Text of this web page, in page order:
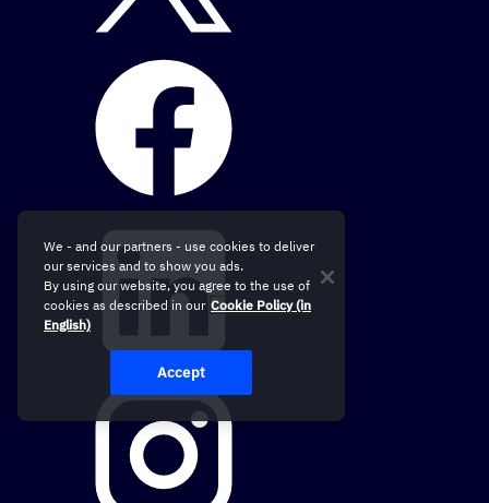
We - and our partners - use cookies to deliver
our services and to show you ads.
By using our website, you agree to the use of
cookies as described in our Cookie Policy (in
English)
Accept